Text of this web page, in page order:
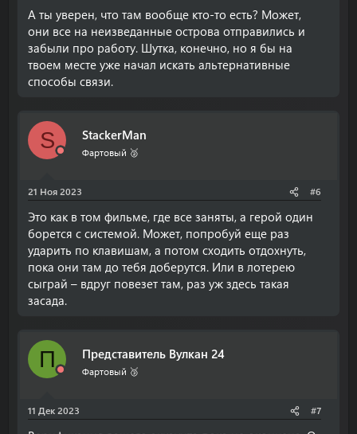
А ты уверен, что там вообще кто-то есть? Может,
они все на неизведанные острова отправились и
забыли про работу. Шутка, конечно, но я бы на
твоем месте уже начал искать альтернативные
способы связи.
S StackerMan
Фартовый 🥈
21 Ноя 2023 #6
Это как в том фильме, где все заняты, а герой один
борется с системой. Может, попробуй еще раз
ударить по клавишам, а потом сходить отдохнуть,
пока они там до тебя доберутся. Или в лотерею
сыграй – вдруг повезет там, раз уж здесь такая
засада.
П Представитель Вулкан 24
Фартовый 🥉
11 Дек 2023 #7